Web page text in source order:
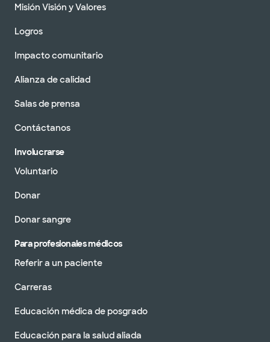
Misión Visión y Valores
Logros
Impacto comunitario
Alianza de calidad
Salas de prensa
Contáctanos
Involucrarse
Voluntario
Donar
Donar sangre
Para profesionales médicos
Referir a un paciente
Carreras
Educación médica de posgrado
Educación para la salud aliada